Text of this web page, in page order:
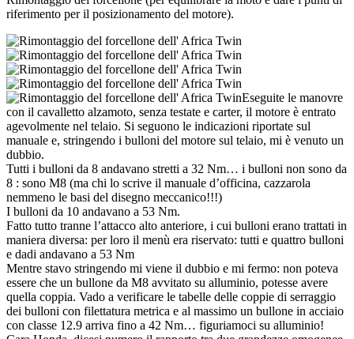
riferimento per il posizionamento del motore).
Eseguite le manovre
con il cavalletto alzamoto, senza testate e carter, il motore è entrato
agevolmente nel telaio. Si seguono le indicazioni riportate sul
manuale e, stringendo i bulloni del motore sul telaio, mi è venuto un
dubbio.
Tutti i bulloni da 8 andavano stretti a 32 Nm… i bulloni non sono da
8 : sono M8 (ma chi lo scrive il manuale d’officina, cazzarola
nemmeno le basi del disegno meccanico!!!)
I bulloni da 10 andavano a 53 Nm.
Fatto tutto tranne l’attacco alto anteriore, i cui bulloni erano trattati in
maniera diversa: per loro il menù era riservato: tutti e quattro bulloni
e dadi andavano a 53 Nm
Mentre stavo stringendo mi viene il dubbio e mi fermo: non poteva
essere che un bullone da M8 avvitato su alluminio, potesse avere
quella coppia. Vado a verificare le tabelle delle coppie di serraggio
dei bulloni con filettatura metrica e al massimo un bullone in acciaio
con classe 12.9 arriva fino a 42 Nm… figuriamoci su alluminio!